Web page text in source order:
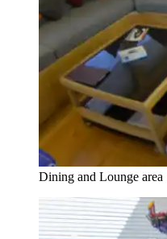
Dining and Lounge area